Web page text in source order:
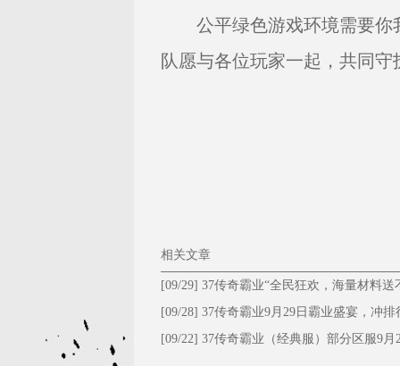
公平绿色游戏环境需要你
队愿与各位玩家一起，共同
相关文章
[09/29] 37传奇霸业“全民狂欢，海量材料送
停！”
[09/28] ​37传奇霸业9月29日霸业盛宴，冲排
大礼！
[09/22] 37传奇霸业（经典服）部分区服9月